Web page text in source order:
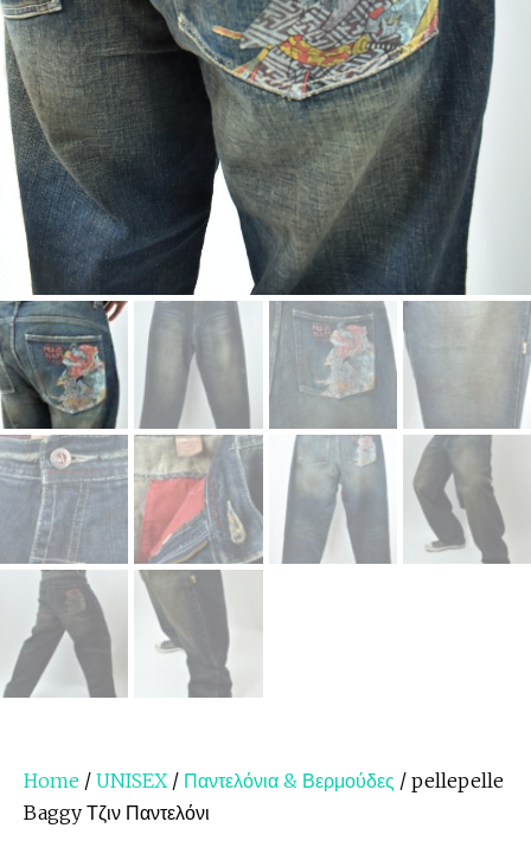
Home / UNISEX / Παντελόνια & Βερμούδες / pellepelle
Baggy Τζιν Παντελόνι